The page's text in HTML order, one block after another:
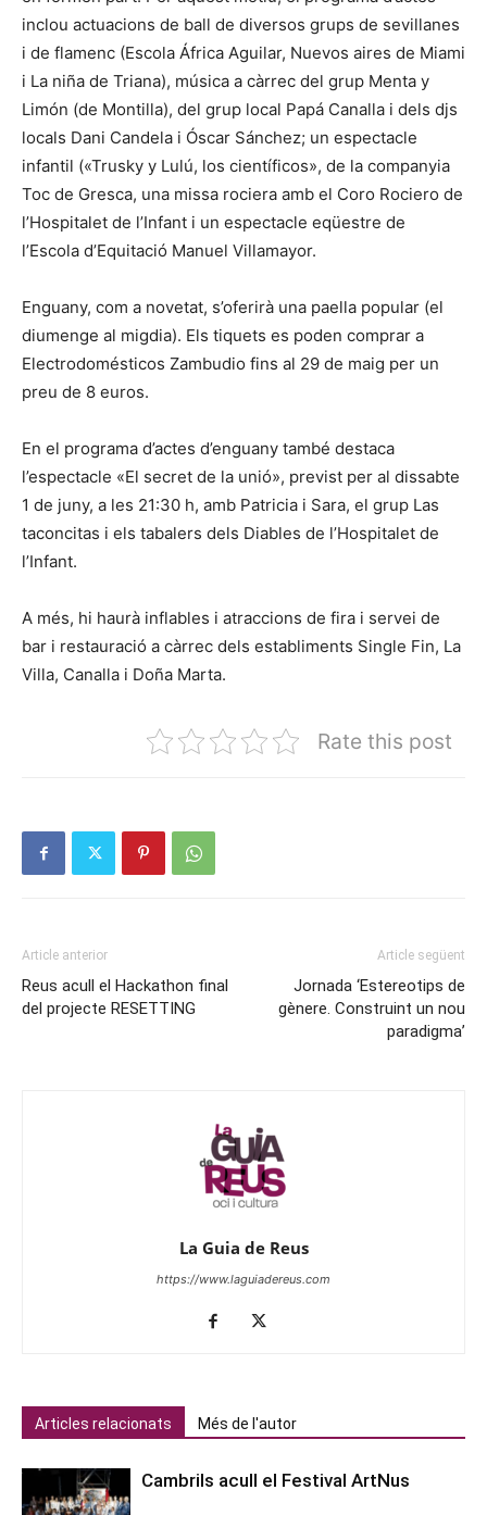
inclou actuacions de ball de diversos grups de sevillanes
i de flamenc (Escola África Aguilar, Nuevos aires de Miami
i La niña de Triana), música a càrrec del grup Menta y
Limón (de Montilla), del grup local Papá Canalla i dels djs
locals Dani Candela i Óscar Sánchez; un espectacle
infantil («Trusky y Lulú, los científicos», de la companyia
Toc de Gresca, una missa rociera amb el Coro Rociero de
l’Hospitalet de l’Infant i un espectacle eqüestre de
l’Escola d’Equitació Manuel Villamayor.
Enguany, com a novetat, s’oferirà una paella popular (el
diumenge al migdia). Els tiquets es poden comprar a
Electrodomésticos Zambudio fins al 29 de maig per un
preu de 8 euros.
En el programa d’actes d’enguany també destaca
l’espectacle «El secret de la unió», previst per al dissabte
1 de juny, a les 21:30 h, amb Patricia i Sara, el grup Las
taconcitas i els tabalers dels Diables de l’Hospitalet de
l’Infant.
A més, hi haurà inflables i atraccions de fira i servei de
bar i restauració a càrrec dels establiments Single Fin, La
Villa, Canalla i Doña Marta.
Rate this post
Article anterior
Reus acull el Hackathon final
del projecte RESETTING
Article següent
Jornada ‘Estereotips de
gènere. Construint un nou
paradigma’
La Guia de Reus
https://www.laguiadereus.com
Articles relacionats Més de l'autor
Cambrils acull el Festival ArtNus